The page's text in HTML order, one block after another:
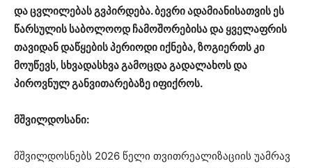
და ცვლილებას გვპირდება. ბევრი ადამიანისათვის ეს
წარსულის საბოლოოდ ჩამოშორებისა და ყველაფრის
თავიდან დაწყების პერიოდი იქნება, ზოგიერთს კი
მოუწევს, სხვადასხვა გამოცდა გადალახოს და
პიროვნულ განვითარებაზე იფიქროს.
მშვილდოსანი:
მშვილდოსნებს 2026 წელი თვითრეალიზაციის უამრავ